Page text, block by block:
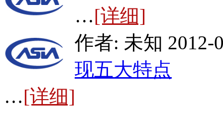
…[详细]
作者: 未知 2012-
现五大特点
…[详细]